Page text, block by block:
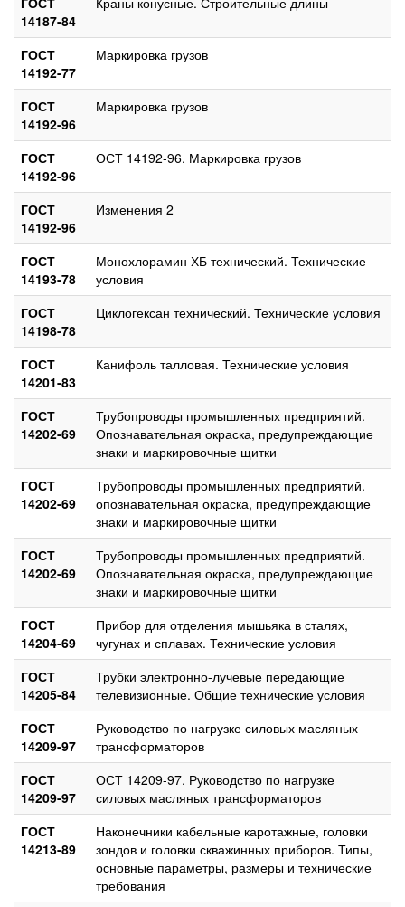
14187-84
ГОСТ
14192-77
Маркировка грузов
ГОСТ
14192-96
Маркировка грузов
ГОСТ
14192-96
ОСТ 14192-96. Маркировка грузов
ГОСТ
14192-96
Изменения 2
ГОСТ
14193-78
Монохлорамин ХБ технический. Технические
условия
ГОСТ
14198-78
Циклогексан технический. Технические условия
ГОСТ
14201-83
Канифоль талловая. Технические условия
ГОСТ
14202-69
Трубопроводы промышленных предприятий.
Опознавательная окраска, предупреждающие
знаки и маркировочные щитки
ГОСТ
14202-69
Трубопроводы промышленных предприятий.
опознавательная окраска, предупреждающие
знаки и маркировочные щитки
ГОСТ
14202-69
Трубопроводы промышленных предприятий.
Опознавательная окраска, предупреждающие
знаки и маркировочные щитки
ГОСТ
14204-69
Прибор для отделения мышьяка в сталях,
чугунах и сплавах. Технические условия
ГОСТ
14205-84
Трубки электронно-лучевые передающие
телевизионные. Общие технические условия
ГОСТ
14209-97
Руководство по нагрузке силовых масляных
трансформаторов
ГОСТ
14209-97
ОСТ 14209-97. Руководство по нагрузке
силовых масляных трансформаторов
ГОСТ
14213-89
Наконечники кабельные каротажные, головки
зондов и головки скважинных приборов. Типы,
основные параметры, размеры и технические
требования